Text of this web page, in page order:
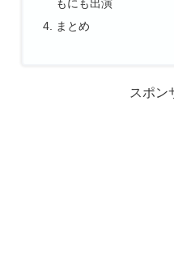
もにも出演
まとめ
スポン